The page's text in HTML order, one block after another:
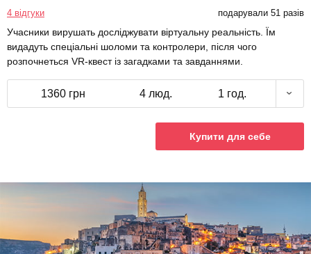
4 відгуки подарували 51 разів
Учасники вирушать досліджувати віртуальну реальність. Їм
видадуть спеціальні шоломи та контролери, після чого
розпочнеться VR-квест із загадками та завданнями.
1360 грн 4 люд. 1 год.
Купити для себе